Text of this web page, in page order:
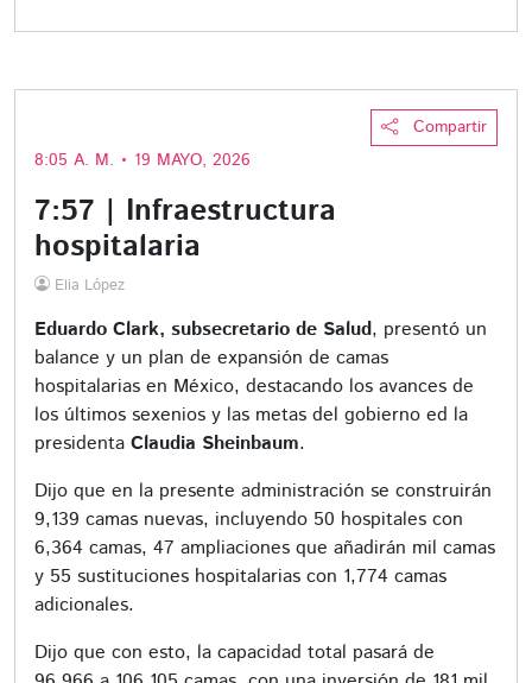
Compartir
8:05 A. M. • 19 MAYO, 2026
7:57 | Infraestructura
hospitalaria
Elia López
Eduardo Clark, subsecretario de Salud, presentó un
balance y un plan de expansión de camas
hospitalarias en México, destacando los avances de
los últimos sexenios y las metas del gobierno ed la
presidenta Claudia Sheinbaum.
Dijo que en la presente administración se construirán
9,139 camas nuevas, incluyendo 50 hospitales con
6,364 camas, 47 ampliaciones que añadirán mil camas
y 55 sustituciones hospitalarias con 1,774 camas
adicionales.
Dijo que con esto, la capacidad total pasará de